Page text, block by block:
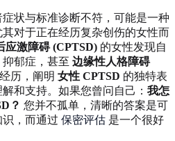
状与标准诊断不符，可能是一种
对于正在经历复杂创伤的女性而
应激障碍 (CPTSD) 的女性发现自
郁症，甚至 边缘性人格障碍
历，阐明 女性 CPTSD 的独特表
和支持。如果您曾问自己： 我怎
？ 您并不孤单，清晰的答案是可
，而通过 保密评估 是一个很好